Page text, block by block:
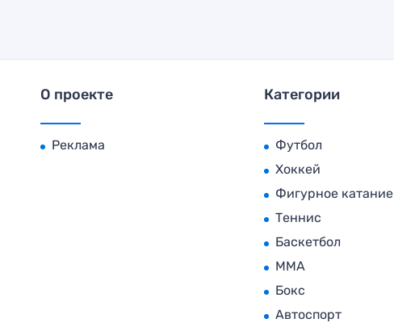
О проекте
Реклама
Категории
Футбол
Хоккей
Фигурное катание
Теннис
Баскетбол
MMA
Бокс
Автоспорт